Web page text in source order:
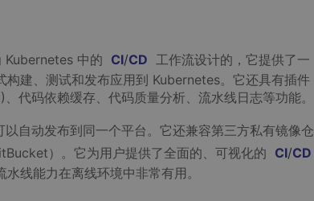
Kubernetes 中的 CI/CD 工作流设计的，它提供了一
建、测试和发布应用到 Kubernetes。它还具有插件
码依赖缓存、代码质量分析、流水线日志等功能。
自动发布到同一个平台。它还兼容第三方私有镜像仓
）。它为用户提供了全面的、可视化的
CI/CD
线能力在离线环境中非常有用。